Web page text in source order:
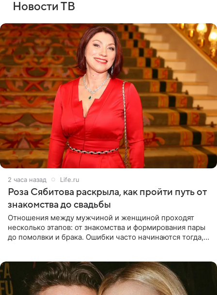
Новости ТВ
2 часа назад Life.ru
Роза Сябитова раскрыла, как пройти путь от
знакомства до свадьбы
Отношения между мужчиной и женщиной проходят
несколько этапов: от знакомства и формирования пары
до помолвки и брака. Ошибки часто начинаются тогда,